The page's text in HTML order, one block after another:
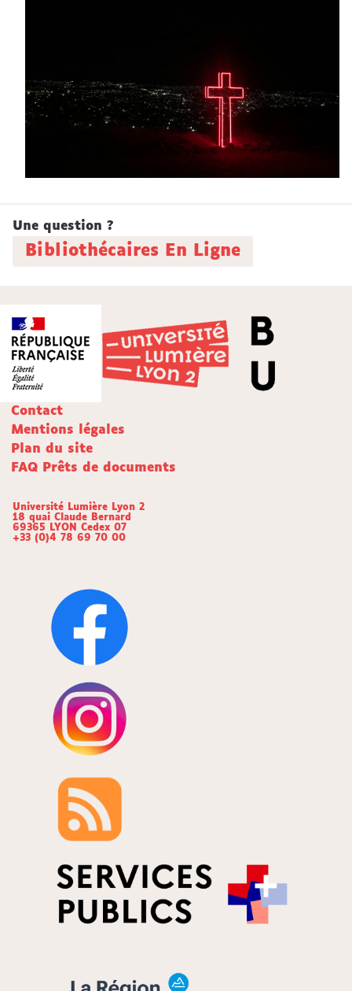
Une question ?
Bibliothécaires En Ligne
Contact
Mentions légales
Plan du site
FAQ Prêts de documents
Université Lumière Lyon 2
18 quai Claude Bernard
69365 LYON Cedex 07
+33 (0)4 78 69 70 00